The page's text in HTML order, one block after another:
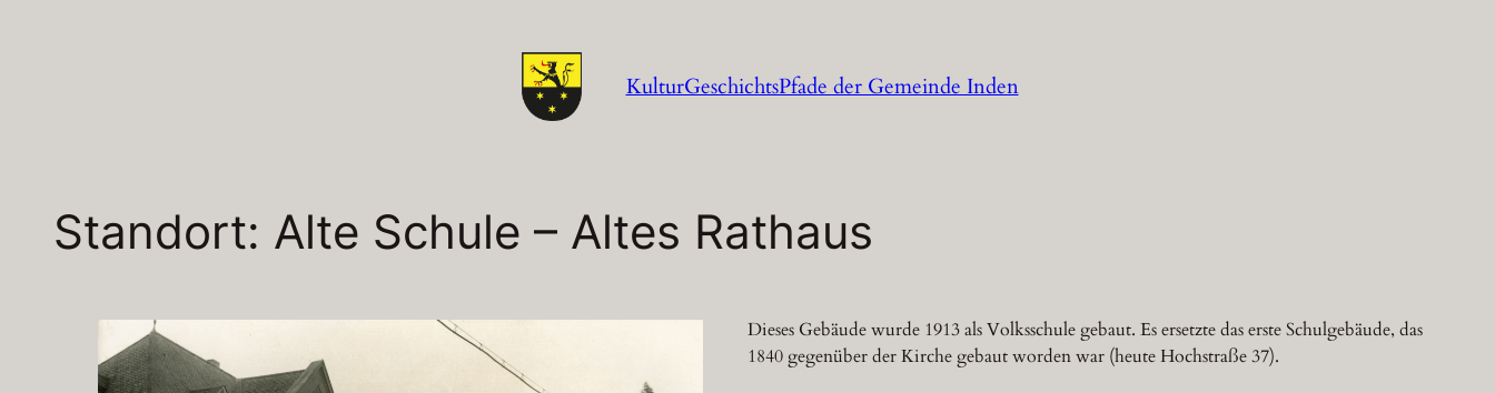
KulturGeschichtsPfade der Gemeinde Inden
Standort: Alte Schule – Altes Rathaus
Dieses Gebäude wurde 1913 als Volksschule gebaut. Es ersetzte das erste Schulgebäude, das
1840 gegenüber der Kirche gebaut worden war (heute Hochstraße 37).